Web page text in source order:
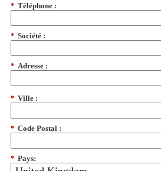
* Téléphone :
* Société :
* Adresse :
* Ville :
* Code Postal :
* Pays: